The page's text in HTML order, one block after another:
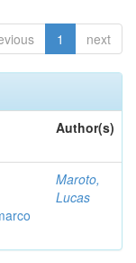
1 next
Author(s)
Maroto,
Lucas